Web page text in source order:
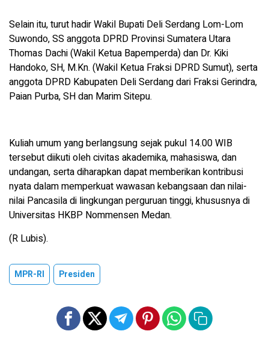
Selain itu, turut hadir Wakil Bupati Deli Serdang Lom-Lom
Suwondo, SS anggota DPRD Provinsi Sumatera Utara
Thomas Dachi (Wakil Ketua Bapemperda) dan Dr. Kiki
Handoko, SH, M.Kn. (Wakil Ketua Fraksi DPRD Sumut), serta
anggota DPRD Kabupaten Deli Serdang dari Fraksi Gerindra,
Paian Purba, SH dan Marim Sitepu.
Kuliah umum yang berlangsung sejak pukul 14.00 WIB
tersebut diikuti oleh civitas akademika, mahasiswa, dan
undangan, serta diharapkan dapat memberikan kontribusi
nyata dalam memperkuat wawasan kebangsaan dan nilai-
nilai Pancasila di lingkungan perguruan tinggi, khususnya di
Universitas HKBP Nommensen Medan.
(R Lubis).
MPR-RI Presiden